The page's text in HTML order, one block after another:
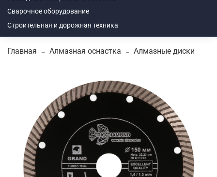
Сварочное оборудование
Строительная и дорожная техника
Главная Алмазная оснастка Алмазные диски